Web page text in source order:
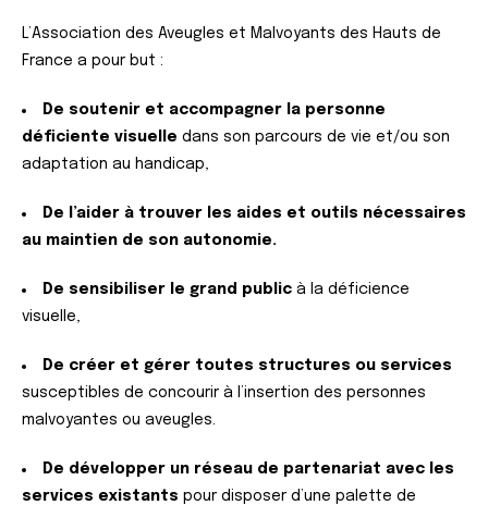
L’Association des Aveugles et Malvoyants des Hauts de
France a pour but :
De soutenir et accompagner la personne
déficiente visuelle dans son parcours de vie et/ou son
adaptation au handicap,
De l’aider à trouver les aides et outils nécessaires
au maintien de son autonomie.
De sensibiliser le grand public à la déficience
visuelle,
De créer et gérer toutes structures ou services
susceptibles de concourir à l’insertion des personnes
malvoyantes ou aveugles.
De développer un réseau de partenariat avec les
services existants pour disposer d’une palette de